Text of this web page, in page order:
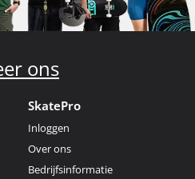
ons
SkatePro
Inloggen
Over ons
Bedrijfsinformatie